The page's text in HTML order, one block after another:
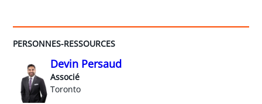
PERSONNES-RESSOURCES
Devin Persaud
Associé
Toronto